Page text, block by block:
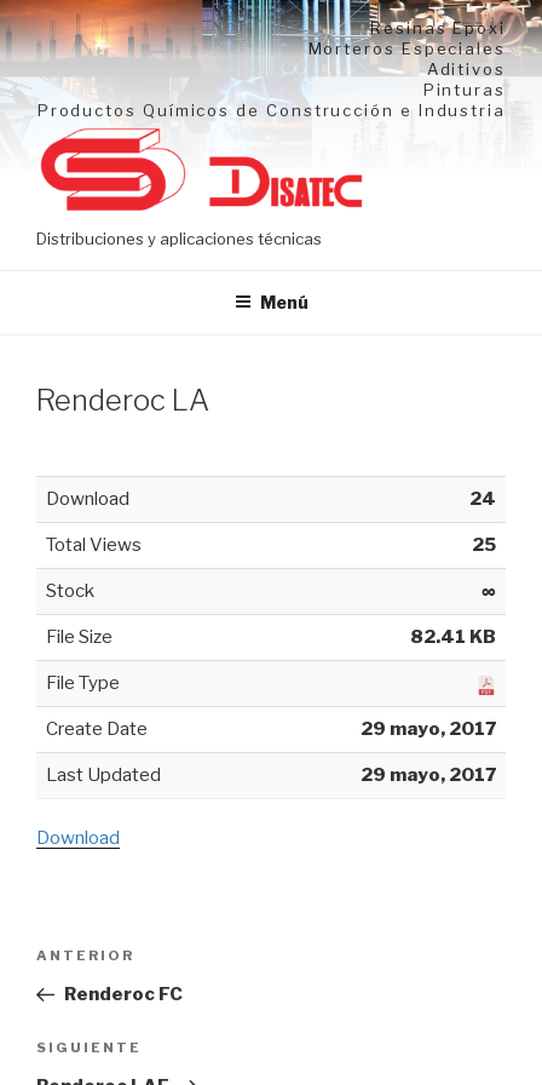
Ir
al
contenido
Resinas Epoxi
Morteros Especiales
Aditivos
Pinturas
Productos Químicos de Construcción e Industria
Distribuciones y aplicaciones técnicas
Menú
Renderoc LA
Download 24
Total Views 25
Stock ∞
File Size 82.41 KB
File Type
Create Date 29 mayo, 2017
Last Updated 29 mayo, 2017
Download
Navegación
Entrada
anterior:
ANTERIOR
Renderoc FC
Siguiente
entrada
SIGUIENTE